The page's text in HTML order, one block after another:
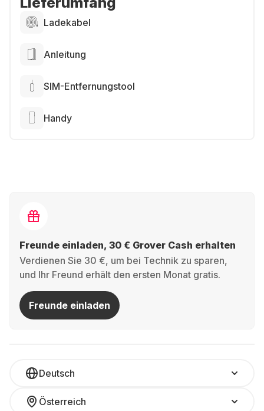
Ladekabel
Anleitung
SIM-Entfernungstool
Handy
Freunde einladen, 30 € Grover Cash erhalten
Verdienen Sie 30 €, um bei Technik zu sparen,
und Ihr Freund erhält den ersten Monat gratis.
Freunde einladen
Deutsch
Österreich